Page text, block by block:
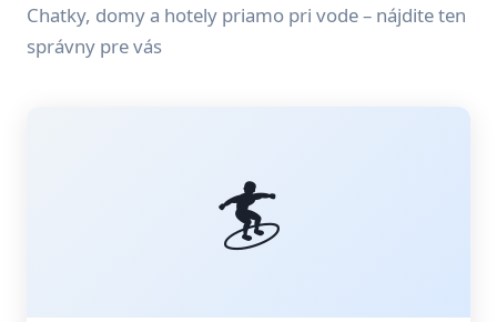
Chatky, domy a hotely priamo pri vode – nájdite ten
správny pre vás
🏄